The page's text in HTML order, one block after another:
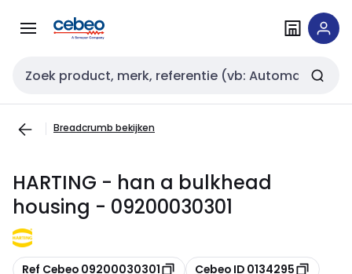
naar
naar
Zoekveld invoer
Breadcrumb bekijken
HARTING - han a bulkhead
housing - 09200030301
Kopiëren
Ref Cebeo 09200030301 Kopiëren
Cebeo ID 0134295